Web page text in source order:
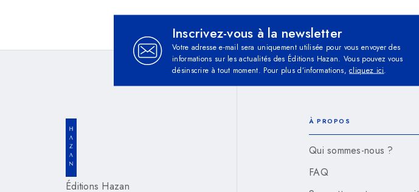
Inscrivez-vous à la newsletter
Votre adresse e-mail sera uniquement utilisée pour vous envoyer des
informations sur les actualités des Éditions Hazan. Vous pouvez vous
désinscrire à tout moment. Pour plus d’informations,cliquez ici.
Éditions Hazan
À PROPOS
Qui sommes-nous ?
FAQ